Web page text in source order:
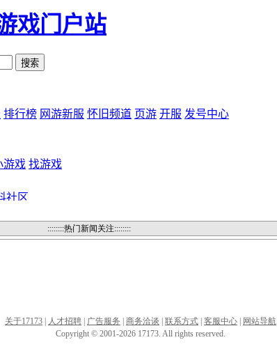
::::::::热门新闻关注::::::::
关于17173 人才招聘 广告服务 商务洽谈 联系方式 客服中心
网站导航
Copyright © 2001-2026 17173. All rights reserved.